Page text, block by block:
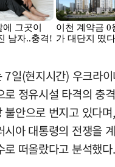
7일(현지시간) 우크라
로 정유시설 타격의 충
불안으로 번지고 있다
시아 대통령의 전쟁을
로 떠올랐다고 분석했다.